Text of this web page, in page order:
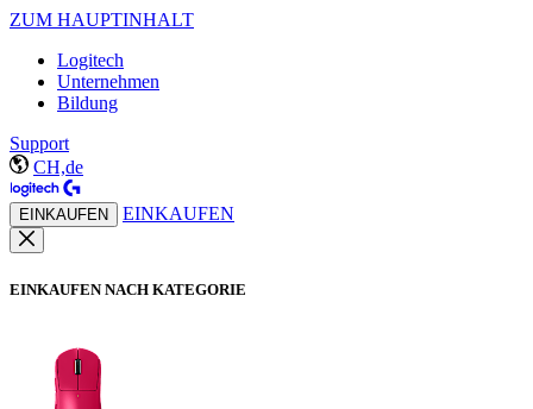
ZUM HAUPTINHALT
Logitech
Unternehmen
Bildung
Support
CH,de
EINKAUFEN EINKAUFEN
EINKAUFEN NACH KATEGORIE